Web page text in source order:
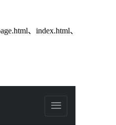
、index.html、